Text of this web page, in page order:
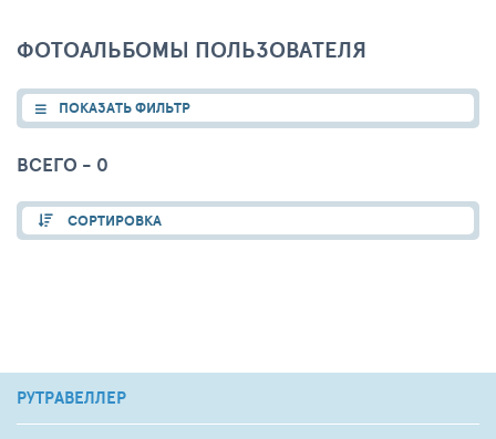
ФОТОАЛЬБОМЫ ПОЛЬЗОВАТЕЛЯ
ПОКАЗАТЬ ФИЛЬТР
ВСЕГО - 0
СОРТИРОВКА
РУТРАВЕЛЛЕР